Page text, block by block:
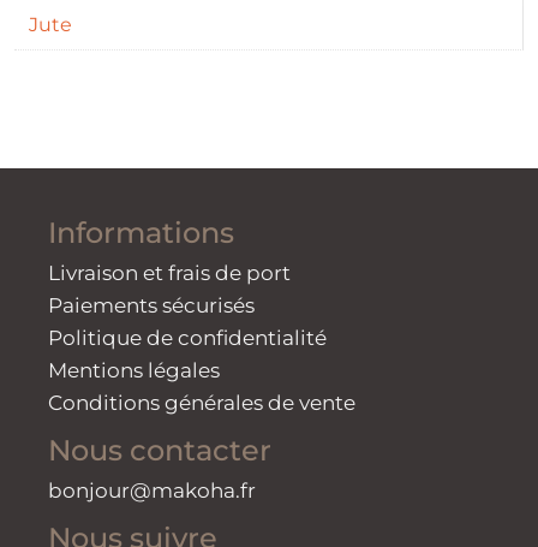
Jute
Informations
Livraison et frais de port
Paiements sécurisés
Politique de confidentialité
Mentions légales
Conditions générales de vente
Nous contacter
bonjour@makoha.fr
Nous suivre